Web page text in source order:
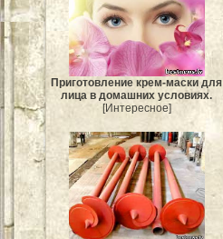
Приготовление крем-маски для
лица в домашних условиях.
[Интересное]